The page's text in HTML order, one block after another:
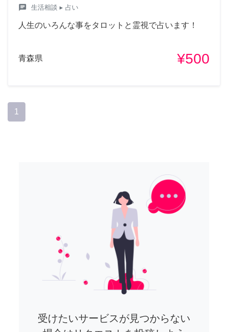
chat 生活相談 ▸ 占い
人生のいろんな事をタロットと霊視で占います！
青森県 ¥500
1
受けたいサービスが見つからない